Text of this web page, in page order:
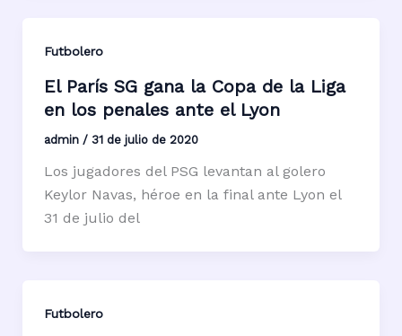
Futbolero
El París SG gana la Copa de la Liga
en los penales ante el Lyon
admin / 31 de julio de 2020
Los jugadores del PSG levantan al golero
Keylor Navas, héroe en la final ante Lyon el
31 de julio del
Futbolero